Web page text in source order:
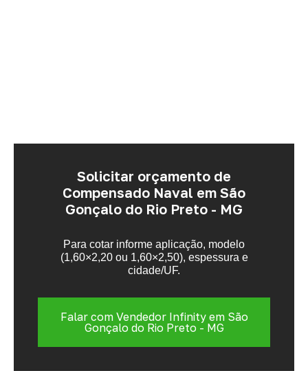
Solicitar orçamento de
Compensado Naval em São
Gonçalo do Rio Preto - MG
Para cotar informe aplicação, modelo
(1,60×2,20 ou 1,60×2,50), espessura e
cidade/UF.
Falar com Vendedor Infinity em São
Gonçalo do Rio Preto - MG